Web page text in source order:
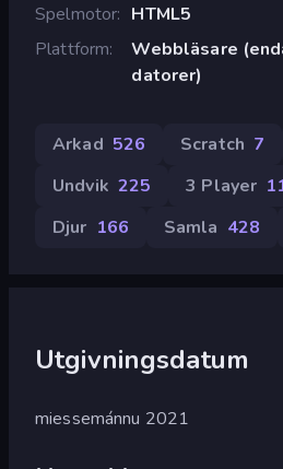
Spelmotor
HTML5
Plattform
Webbläsare
datorer)
Arkad 526 Scratch 7
Undvik 225 3 Player
Djur 166 Samla 428
Utgivningsdatum
miessemánnu 2021